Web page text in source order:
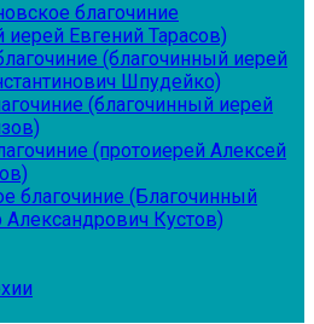
благочиние
иерей Евгений Тарасов)
(благочинный иерей
Шпудейко)
(благочинный иерей
(протоиерей Алексей
благочиние (Благочинный
Александрович Кустов)